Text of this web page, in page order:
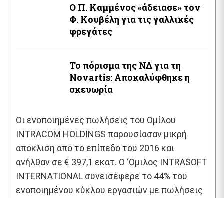
Ο Π. Καμμένος «άδειασε» τον
Φ. Κουβέλη για τις γαλλικές
φρεγάτες
Το πόρισμα της ΝΔ για τη
Novartis: Αποκαλύφθηκε η
σκευωρία
Οι ενοποιημένες πωλήσεις του Ομίλου
INTRACOM HOLDINGS παρουσίασαν μικρή
απόκλιση από το επίπεδο του 2016 και
ανήλθαν σε € 397,1 εκατ. Ο ‘Ομιλος INTRASOFT
INTERNATIONAL συνεισέφερε το 44% του
ενοποιημένου κύκλου εργασιών με πωλήσεις